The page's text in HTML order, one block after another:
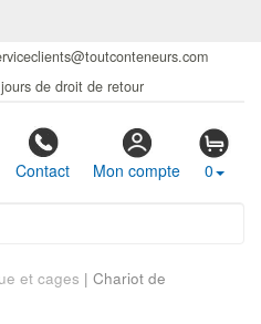
de droit de retour
Contact Mon compte 0
et cages | Chariot de